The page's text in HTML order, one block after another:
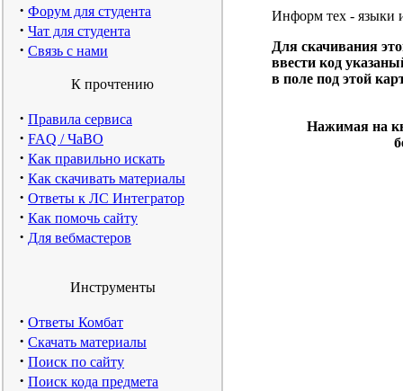
· Форум для студента
· Чат для студента
· Связь с нами
К прочтению
· Правила сервиса
· FAQ / ЧаВО
· Как правильно искать
· Как скачивать материалы
· Ответы к ЛС Интегратор
· Как помочь сайту
· Для вебмастеров
Инструменты
· Ответы Комбат
· Скачать материалы
· Поиск по сайту
· Поиск кода предмета
Информ тех - языки
Для скачивания
ввести код
в поле под этой
Нажимая на